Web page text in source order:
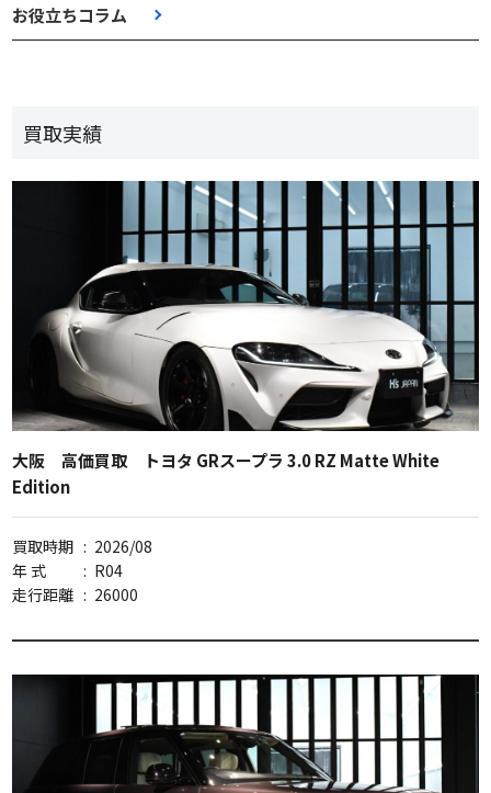
お役立ちコラム
買取実績
大阪 高価買取 トヨタ GRスープラ 3.0 RZ Matte White
Edition
買取時期 : 2026/08
年 式
: R04
走行距離 : 26000